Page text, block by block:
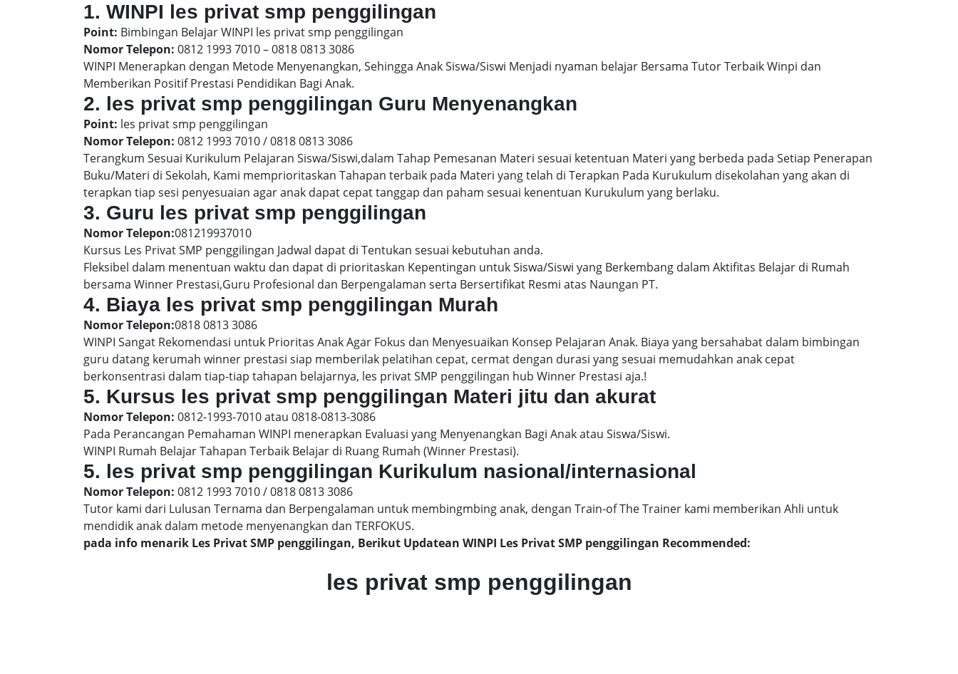
1. WINPI les privat smp penggilingan
Point: Bimbingan Belajar WINPI les privat smp penggilingan
Nomor Telepon: 0812 1993 7010 – 0818 0813 3086
WINPI Menerapkan dengan Metode Menyenangkan, Sehingga Anak Siswa/Siswi Menjadi nyaman belajar Bersama Tutor Terbaik Winpi dan
Memberikan Positif Prestasi Pendidikan Bagi Anak.
2. les privat smp penggilingan Guru Menyenangkan
Point: les privat smp penggilingan
Nomor Telepon: 0812 1993 7010 / 0818 0813 3086
Terangkum Sesuai Kurikulum Pelajaran Siswa/Siswi,dalam Tahap Pemesanan Materi sesuai ketentuan Materi yang berbeda pada Setiap Penerapan
Buku/Materi di Sekolah, Kami memprioritaskan Tahapan terbaik pada Materi yang telah di Terapkan Pada Kurukulum disekolahan yang akan di
terapkan tiap sesi penyesuaian agar anak dapat cepat tanggap dan paham sesuai kenentuan Kurukulum yang berlaku.
3. Guru les privat smp penggilingan
Nomor Telepon:081219937010
Kursus Les Privat SMP penggilingan Jadwal dapat di Tentukan sesuai kebutuhan anda.
Fleksibel dalam menentuan waktu dan dapat di prioritaskan Kepentingan untuk Siswa/Siswi yang Berkembang dalam Aktifitas Belajar di Rumah
bersama Winner Prestasi,Guru Profesional dan Berpengalaman serta Bersertifikat Resmi atas Naungan PT.
4. Biaya les privat smp penggilingan Murah
Nomor Telepon:0818 0813 3086
WINPI Sangat Rekomendasi untuk Prioritas Anak Agar Fokus dan Menyesuaikan Konsep Pelajaran Anak. Biaya yang bersahabat dalam bimbingan
guru datang kerumah winner prestasi siap memberilak pelatihan cepat, cermat dengan durasi yang sesuai memudahkan anak cepat
berkonsentrasi dalam tiap-tiap tahapan belajarnya, les privat SMP penggilingan hub Winner Prestasi aja.!
5. Kursus les privat smp penggilingan Materi jitu dan akurat
Nomor Telepon: 0812-1993-7010 atau 0818-0813-3086
Pada Perancangan Pemahaman WINPI menerapkan Evaluasi yang Menyenangkan Bagi Anak atau Siswa/Siswi.
WINPI Rumah Belajar Tahapan Terbaik Belajar di Ruang Rumah (Winner Prestasi).
5. les privat smp penggilingan Kurikulum nasional/internasional
Nomor Telepon: 0812 1993 7010 / 0818 0813 3086
Tutor kami dari Lulusan Ternama dan Berpengalaman untuk membingmbing anak, dengan Train-of The Trainer kami memberikan Ahli untuk
mendidik anak dalam metode menyenangkan dan TERFOKUS.
pada info menarik Les Privat SMP penggilingan, Berikut Updatean WINPI Les Privat SMP penggilingan Recommended:
les privat smp penggilingan